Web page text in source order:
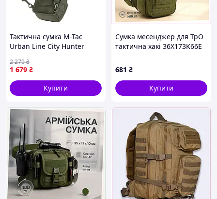
Тактична сумка M-Tac
Urban Line City Hunter
1 679 ₴
2 279₴
Купити
Сумка месенджер для ТрО
тактична хакі 36X173K66E
681 ₴
Купити